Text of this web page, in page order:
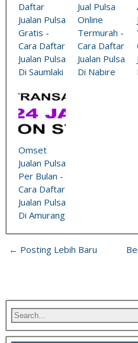
Daftar
Jualan Pulsa
Gratis -
Cara Daftar
Jualan Pulsa
Di Saumlaki
Jual Pulsa
Online
Termurah -
Cara Daftar
Jualan Pulsa
Di Nabire
Omset
Jualan Pulsa
Per Bulan -
Cara Daftar
Jualan Pulsa
Di Amurang
← Posting Lebih Baru